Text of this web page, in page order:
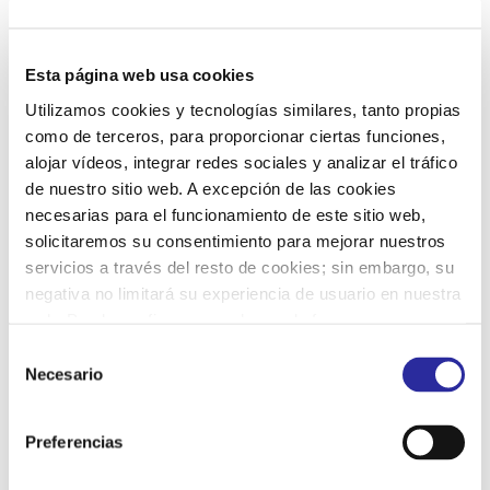
Esta página web usa cookies
Utilizamos cookies y tecnologías similares, tanto propias
como de terceros, para proporcionar ciertas funciones,
alojar vídeos, integrar redes sociales y analizar el tráfico
de nuestro sitio web. A excepción de las cookies
necesarias para el funcionamiento de este sitio web,
solicitaremos su consentimiento para mejorar nuestros
servicios a través del resto de cookies; sin embargo, su
negativa no limitará su experiencia de usuario en nuestra
más información, puede consultar nuestra
Política de
Necesario
Preferencias
29 30
May 2025
L M M J V S D
29 30 1 2 3 4
6 7 8 9 10 11 12
26
2
L M